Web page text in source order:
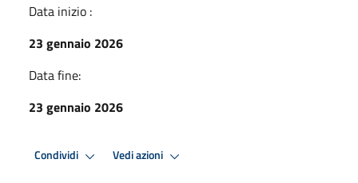
Data inizio :
23 gennaio 2026
Data fine:
23 gennaio 2026
Condividi Vedi azioni